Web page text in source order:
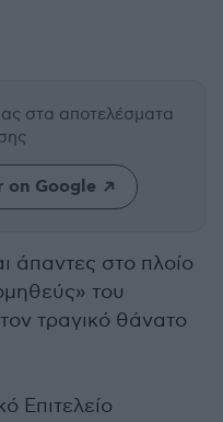
στα αποτελέσματα
on Google
άπαντες στο πλοίο
του
τραγικό θάνατο
Επιτελείο